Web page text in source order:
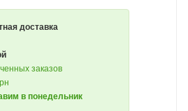
доставка
заказов
в понедельник